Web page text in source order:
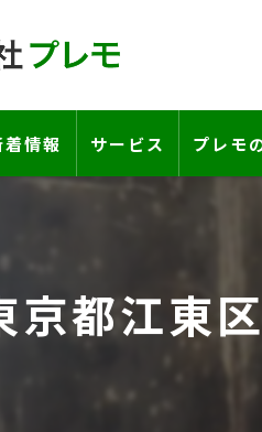
着情報 サービス プレモ
京都江東